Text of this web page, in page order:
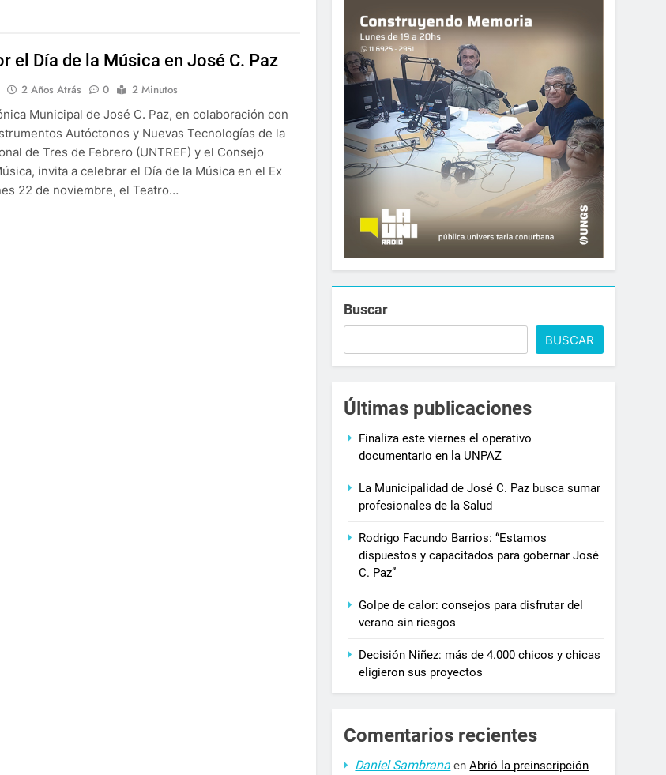
el Día de la Música en José C. Paz
2 Años Atrás 0
2 Minutos
Municipal de José C. Paz, en colaboración con
Autóctonos y Nuevas Tecnologías de la
de Tres de Febrero (UNTREF) y el Consejo
invita a celebrar el Día de la Música en el Ex
22 de noviembre, el Teatro…
Buscar
BUSCAR
Últimas publicaciones
Finaliza este viernes el operativo
documentario en la UNPAZ
La Municipalidad de José C. Paz busca sumar
profesionales de la Salud
Rodrigo Facundo Barrios: “Estamos
dispuestos y capacitados para gobernar José
C. Paz”
Golpe de calor: consejos para disfrutar del
verano sin riesgos
Decisión Niñez: más de 4.000 chicos y chicas
eligieron sus proyectos
Comentarios recientes
Daniel Sambrana enAbrió la preinscripción